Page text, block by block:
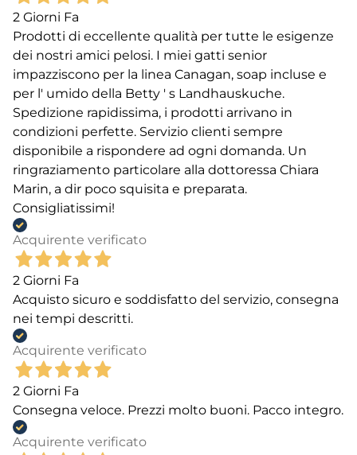
2 Giorni Fa
Prodotti di eccellente qualità per tutte le esigenze
dei nostri amici pelosi. I miei gatti senior
impazziscono per la linea Canagan, soap incluse e
per l' umido della Betty ' s Landhauskuche.
Spedizione rapidissima, i prodotti arrivano in
condizioni perfette. Servizio clienti sempre
disponibile a rispondere ad ogni domanda. Un
ringraziamento particolare alla dottoressa Chiara
Marin, a dir poco squisita e preparata.
Consigliatissimi!
Acquirente verificato
2 Giorni Fa
Acquisto sicuro e soddisfatto del servizio, consegna
nei tempi descritti.
Acquirente verificato
2 Giorni Fa
Consegna veloce. Prezzi molto buoni. Pacco integro.
Acquirente verificato